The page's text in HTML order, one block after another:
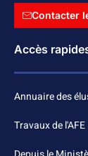
Contacter
Accès
Annuaire des
Travaux de l'AFE